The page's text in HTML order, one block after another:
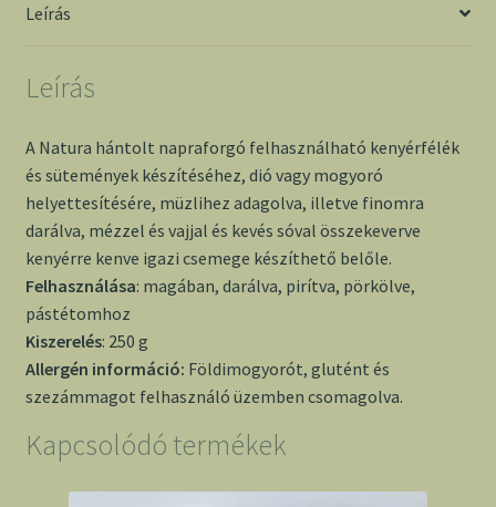
Leírás
Leírás
A Natura hántolt napraforgó felhasználható kenyérfélék
és sütemények készítéséhez, dió vagy mogyoró
helyettesítésére, müzlihez adagolva, illetve finomra
darálva, mézzel és vajjal és kevés sóval összekeverve
kenyérre kenve igazi csemege készíthető belőle.
Felhasználása: magában, darálva, pirítva, pörkölve,
pástétomhoz
Kiszerelés: 250 g
Allergén információ: Földimogyorót, glutént és
szezámmagot felhasználó üzemben csomagolva.
Kapcsolódó termékek